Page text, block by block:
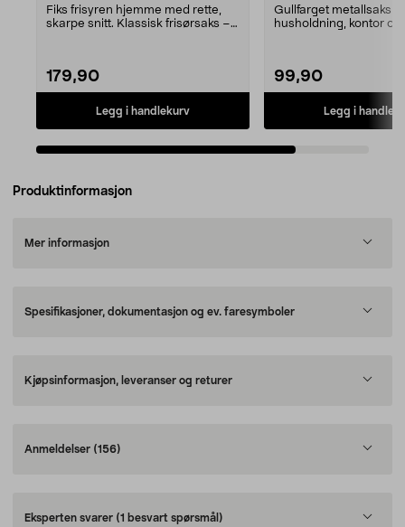
Fiks frisyren hjemme med rette,
skarpe snitt. Klassisk frisørsaks –
179,90
Legg i handlekurv
Gullfarget metallsaks
husholdning, kontor og
99,90
Legg i
Produktinformasjon
Mer informasjon
Spesifikasjoner, dokumentasjon og ev. faresymboler
Kjøpsinformasjon, leveranser og returer
Anmeldelser (156)
Eksperten svarer (1 besvart spørsmål)